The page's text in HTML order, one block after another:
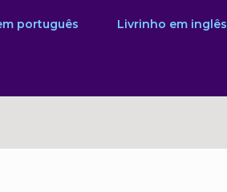
português Livrinho em inglês